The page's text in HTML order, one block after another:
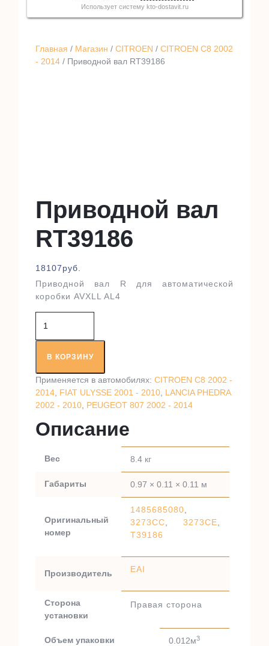
Главная / Магазин / CITROEN / CITROEN C8 2002
- 2014 / Приводной вал RT39186
Приводной вал
RT39186
18107руб.
Приводной вал R для автоматической
коробки AVXLL AL4
товара
Приводной
валВ КОРЗИНУ
Применяется в автомобилях: CITROEN C8 2002 -
2014 FIAT ULYSSE 2001 - 2010 LANCIA PHEDRA
2002 - 2010 PEUGEOT 807 2002 - 2014
Описание
Вес 8.4 кг
Габариты 0.97 × 0.11 × 0.11 м
Оригинальный
номер
1485685080
3273CC
3273CE
T39186
Производитель EAI
Сторона
установки
Правая сторона
Объем упаковки 0.012м3
Использует систему kto-dostavit.ru